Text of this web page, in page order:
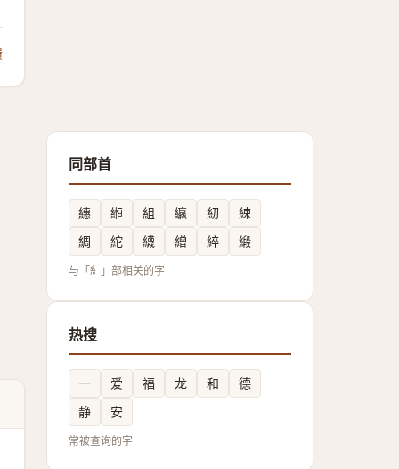
同部首
繐 縆 組 䌱 糿
綀
綢
紽 䌩 繒 綷 緞
与「糹」部相关的字
热搜
一 爱 福 龙 和
德
静
安
常被查询的字